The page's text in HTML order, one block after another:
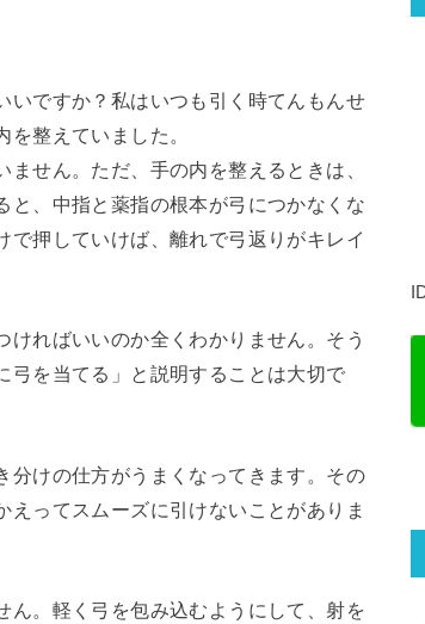
いですか？私はいつも引く時てんもんせ
整えていました。
せん。ただ、手の内を整えるときは、
と、中指と薬指の根本が弓につかなくな
で押していけば、離れで弓返りがキレイ
ればいいのか全くわかりません。そう
弓を当てる」と説明することは大切で
分けの仕方がうまくなってきます。その
ってスムーズに引けないことがありま
ん。軽く弓を包み込むようにして、射を